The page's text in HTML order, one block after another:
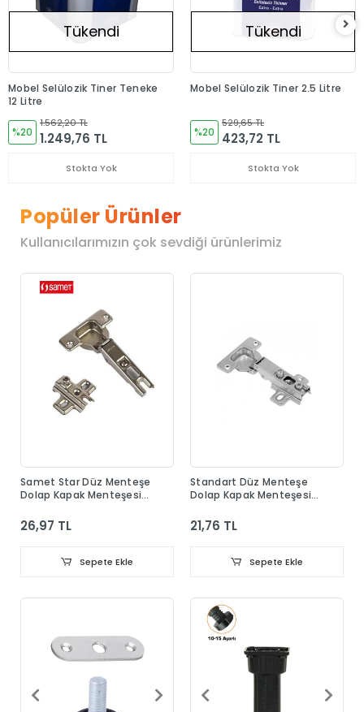
Tükendi
Mobel Selülozik Tiner Teneke
12 Litre
%20
1.562,20 TL
1.249,76 TL
Stokta Yok
Tükendi
Mobel Selülozik Tiner 2.5 Litre
%20
529,65 TL
423,72 TL
Stokta Yok
Popüler Ürünler
Kullanıcılarımızın çok sevdiği ürünlerimiz
Samet Star Düz Menteşe
Dolap Kapak Menteşesi
26,97 TL
Sepete Ekle
Standart Düz Menteşe
Dolap Kapak Menteşesi
21,76 TL
Sepete Ekle